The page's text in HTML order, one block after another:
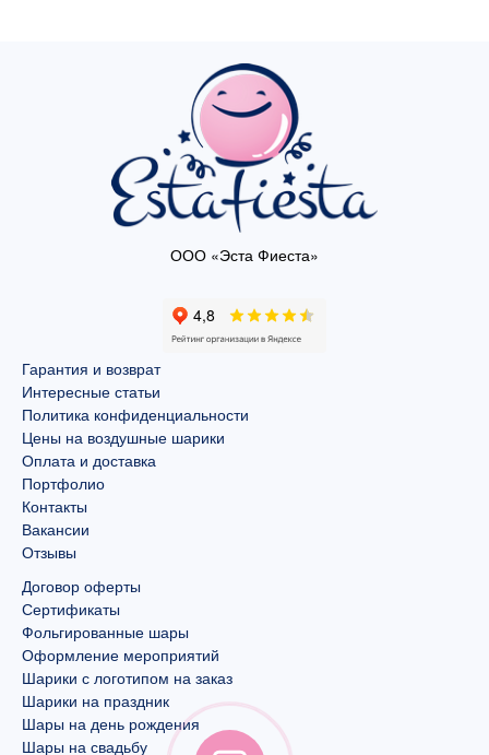
ООО «Эста Фиеста»
Гарантия и возврат
Интересные статьи
Политика конфиденциальности
Цены на воздушные шарики
Оплата и доставка
Портфолио
Контакты
Вакансии
Отзывы
Договор оферты
Сертификаты
Фольгированные шары
Оформление мероприятий
Шарики с логотипом на заказ
Шарики на праздник
Шары на день рождения
Шары на свадьбу